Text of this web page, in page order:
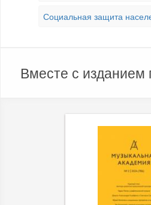
Социальная защита
Вместе с изданием